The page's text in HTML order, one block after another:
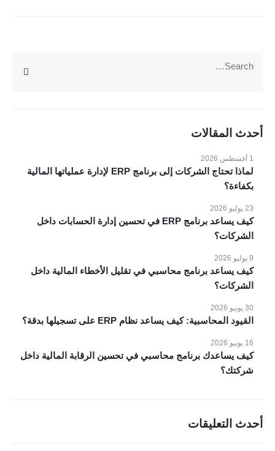
أحدث المقالات
لماذا تحتاج الشركات إلى برنامج ERP لإدارة عملياتها المالية
بكفاءة؟
1 أغسطس 2026
كيف يساعد برنامج ERP في تحسين إدارة الحسابات داخل
الشركات؟
23 يوليو 2026
كيف يساعد برنامج محاسبي في تقليل الأخطاء المالية داخل
الشركات؟
9 يوليو 2026
القيود المحاسبية: كيف يساعد نظام ERP على تسجيلها بدقة؟
30 يونيو 2026
كيف يساعدك برنامج محاسبي في تحسين الرقابة المالية داخل
شركتك؟
16 يونيو 2026
أحدث التعليقات
المدونة
عملائنا
اتصل بنا
انظمة voko erp
شركات المقاولات والإنشاءات
شركات الاستثمار العقاري
شركات التجارة والتوزيع
الصناعات الصغيرة
منظومة الفاتورة الإلكترونية